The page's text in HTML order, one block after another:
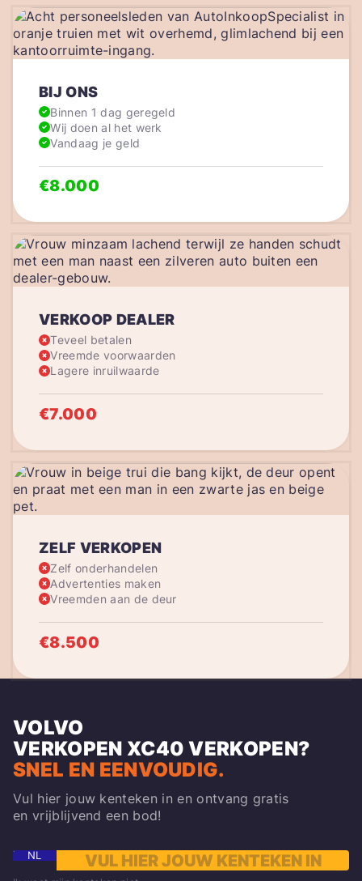
VERKOOP DEALER
Teveel betalen
Vreemde voorwaarden
Lagere inruilwaarde
€7.000
BIJ ONS
Binnen 1 dag geregeld
Wij doen al het werk
Vandaag je geld
€8.000
ZELF VERKOPEN
Zelf onderhandelen
Advertenties maken
Vreemden aan de deur
€8.500
VOLVO
VERKOPEN XC40 VERKOPEN?
SNEL EN EENVOUDIG.
Vul hier jouw kenteken in en ontvang gratis
en vrijblijvend een bod!
NL